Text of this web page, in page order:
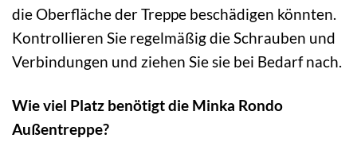
die Oberfläche der Treppe beschädigen könnten.
Kontrollieren Sie regelmäßig die Schrauben und
Verbindungen und ziehen Sie sie bei Bedarf nach.
Wie viel Platz benötigt die Minka Rondo
Außentreppe?